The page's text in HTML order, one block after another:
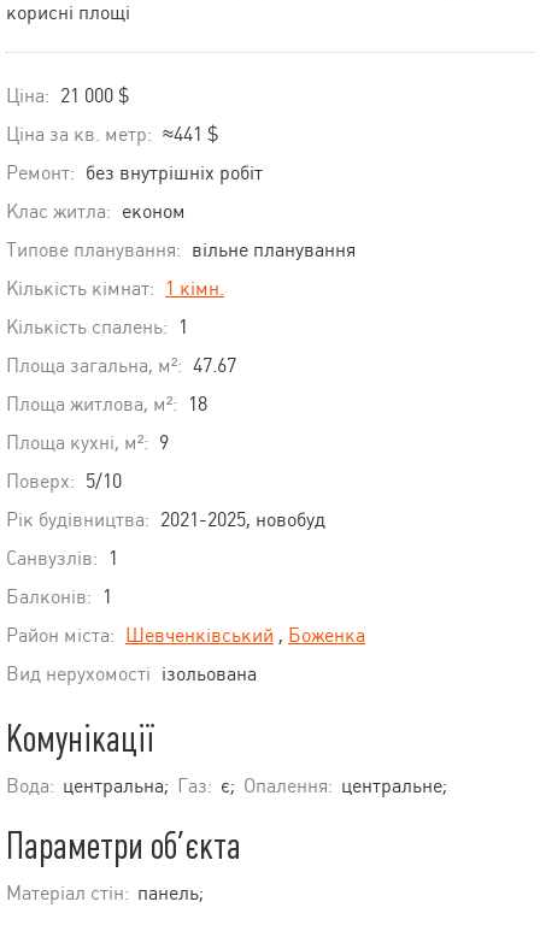
корисні площі
Ціна: 21 000 $
Ціна за кв. метр: ≈441 $
Ремонт: без внутрішніх робіт
Клас житла: економ
Типове планування: вільне планування
Кількість кімнат:
1 кімн.
Кількість спалень:
1
Площа загальна, м²: 47.67
Площа житлова, м²:
18
Площа кухні, м²: 9
Поверх: 5/10
Рік будівництва: 2021-2025, новобуд
Санвузлів:
1
Балконів:
1
Район міста: Шевченківський , Боженка
Вид нерухомості ізольована
Комунікації
Вода: центральна; Газ: є; Опалення: центральне;
Параметри об’єкта
Матеріал стін: панель;